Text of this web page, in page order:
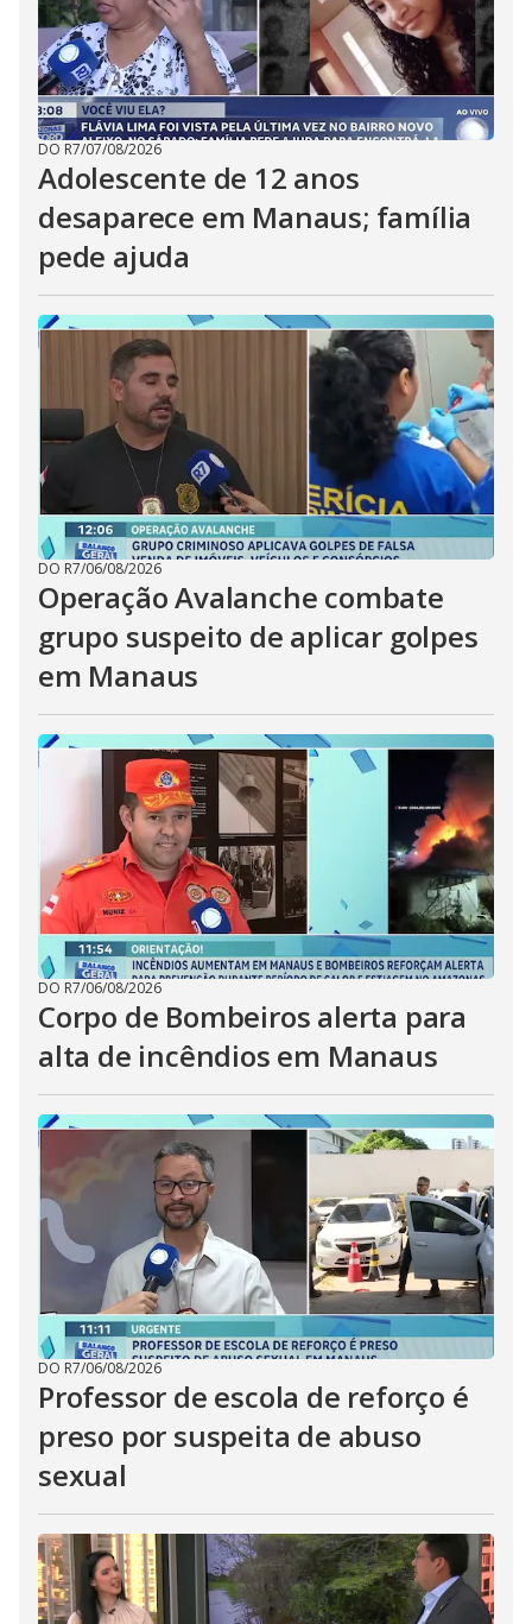
DO R7/07/08/2026
Adolescente de 12 anos
desaparece em Manaus; família
pede ajuda
DO R7/06/08/2026
Operação Avalanche combate
grupo suspeito de aplicar golpes
em Manaus
DO R7/06/08/2026
Corpo de Bombeiros alerta para
alta de incêndios em Manaus
DO R7/06/08/2026
Professor de escola de reforço é
preso por suspeita de abuso
sexual